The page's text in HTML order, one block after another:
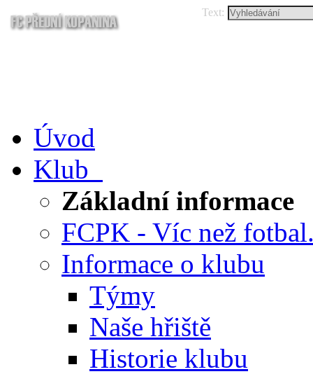
Text:
Úvod
Klub
Základní informace
FCPK - Víc než
Informace o klubu
Týmy
Naše hřiště
Historie klubu